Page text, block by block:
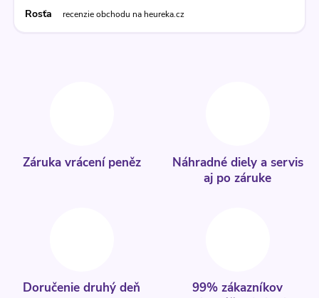
Rosťa
recenzie obchodu na heureka.cz
Záruka vrácení peněz
Náhradné diely a servis
aj po záruke
Doručenie druhý deň
99% zákazníkov